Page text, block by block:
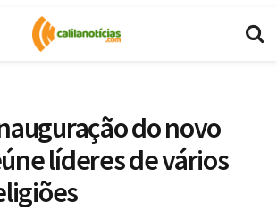
do novo
líderes de vários